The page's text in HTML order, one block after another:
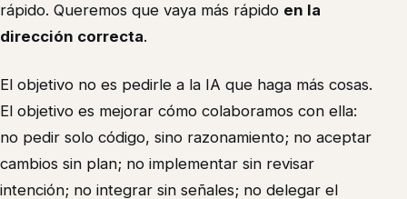
rápido. Queremos que vaya más rápido en la
dirección correcta.
El objetivo no es pedirle a la IA que haga más cosas.
El objetivo es mejorar cómo colaboramos con ella:
no pedir solo código, sino razonamiento; no aceptar
cambios sin plan; no implementar sin revisar
intención; no integrar sin señales; no delegar el